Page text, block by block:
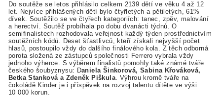
Do soutěže se letos přihlásilo celkem 2139 dětí ve věku 4 až 12
let. Nejvíce přihlášených dětí bylo čtyřletých a pětiletých, 61%
dívek. Soutěžilo se ve čtyřech kategoriích: tanec, zpěv, malování
a herectví. Soutěž probíhala po dobu dvanácti týdnů. O
semifinalistech rozhodovala veřejnost každý týden prostřednictvím
soutěžních kódů. Deset šťastlivců, kteří získali nejvyšší počet
hlasů, postoupilo vždy do dalšího finálového kola. Z těch odborná
porota složená ze zástupců společnosti Ferrero vybrala vždy
jednoho výherce. S výběrem finalistů pomohly také známé tváře
českého šoubyznysu: Daniela Šinkorová, Sabina Křováková,
Betka Stanková a Zdeněk Piškula. Výhrou kromě tváře na
čokoládě Kinder je i příspěvek na rozvoj talentu dítěte ve výši
10 000 korun.